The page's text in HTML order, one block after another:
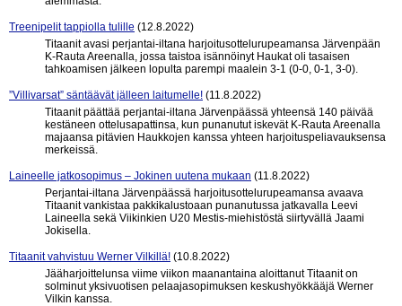
Treenipelit tappiolla tulille (12.8.2022)
Titaanit avasi perjantai-iltana harjoitusottelurupeamansa Järvenpään
K-Rauta Areenalla, jossa taistoa isännöinyt Haukat oli tasaisen
tahkoamisen jälkeen lopulta parempi maalein 3-1 (0-0, 0-1, 3-0).
”Villivarsat” säntäävät jälleen laitumelle! (11.8.2022)
Titaanit päättää perjantai-iltana Järvenpäässä yhteensä 140 päivää
kestäneen ottelusapattinsa, kun punanutut iskevät K-Rauta Areenalla
majaansa pitävien Haukkojen kanssa yhteen harjoituspeliavauksensa
merkeissä.
Laineelle jatkosopimus – Jokinen uutena mukaan (11.8.2022)
Perjantai-iltana Järvenpäässä harjoitusottelurupeamansa avaava
Titaanit vankistaa pakkikalustoaan punanutussa jatkavalla Leevi
Laineella sekä Viikinkien U20 Mestis-miehistöstä siirtyvällä Jaami
Jokisella.
Titaanit vahvistuu Werner Vilkillä! (10.8.2022)
Jääharjoittelunsa viime viikon maanantaina aloittanut Titaanit on
solminut yksivuotisen pelaajasopimuksen keskushyökkääjä Werner
Vilkin kanssa.